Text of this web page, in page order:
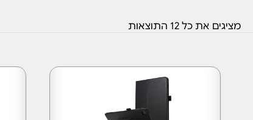
מציגים את כל ⁦12⁩ התוצאות